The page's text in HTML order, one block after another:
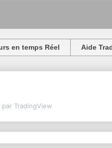
en temps Réel Aide
par TradingView